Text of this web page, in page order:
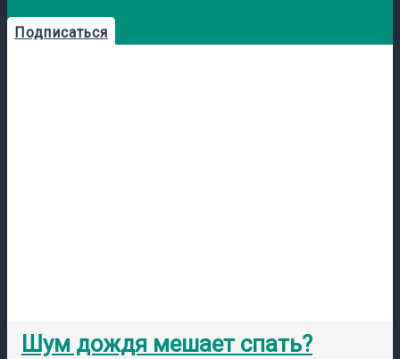
Подписаться
Шум дождя мешает спать?